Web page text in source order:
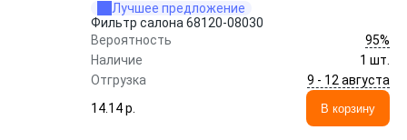
Лучшее предложение
Фильтр салона 68120-08030
Вероятность
95%
Наличие
1 шт.
Отгрузка
9 - 12 августа
14.14 p.
В корзину